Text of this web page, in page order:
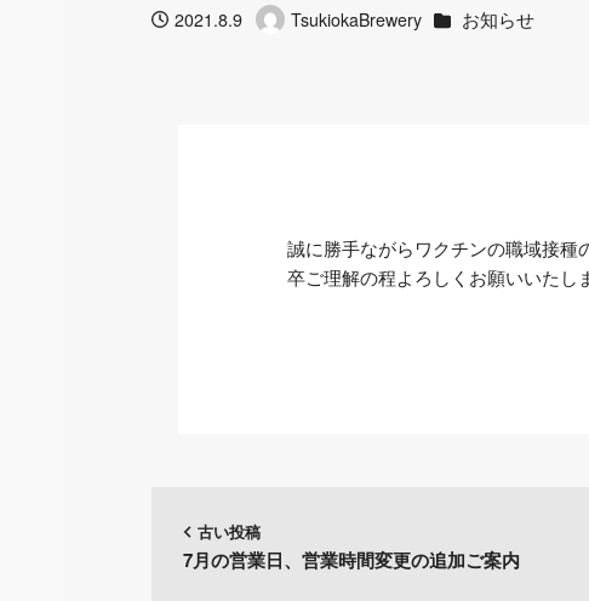
投稿日2021.8.9 著
TsukiokaBrewery カテゴリー
お知らせ
誠に勝手ながらワクチンの職域接
卒ご理解の程よろしくお願いいたし
古い投稿
7月の営業日、営業時間変更の追加ご案内